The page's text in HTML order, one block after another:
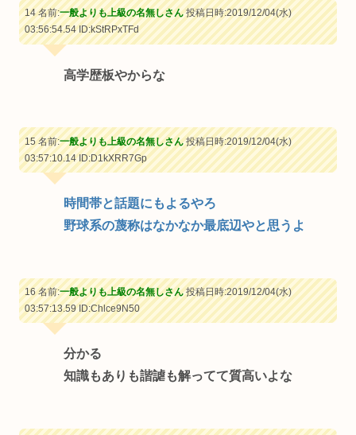
14 名前:一般よりも上級の名無しさん投稿日時:2019/12/04(水)
03:56:54.54ID:kStRPxTFd
高学歴板やからな
15 名前:一般よりも上級の名無しさん投稿日時:2019/12/04(水)
03:57:10.14ID:D1kXRR7Gp
時間帯と話題にもよるやろ
野球系の蔑称はなかなか最底辺やと思うよ
16 名前:一般よりも上級の名無しさん投稿日時:2019/12/04(水)
03:57:13.59ID:Chlce9N50
分かる
知識もありも諧謔も解ってて質高いよな